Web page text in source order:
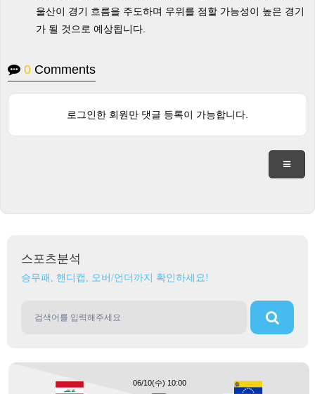
울산이 경기 흐름을 주도하며 우위를 점할 가능성이 높은 경기
가 될 것으로 예상됩니다.
0 Comments
로그인한 회원만 댓글 등록이 가능합니다.
스포츠분석
승무패, 핸디캡, 오버/언더까지 확인하세요!
06/10(수) 10:00